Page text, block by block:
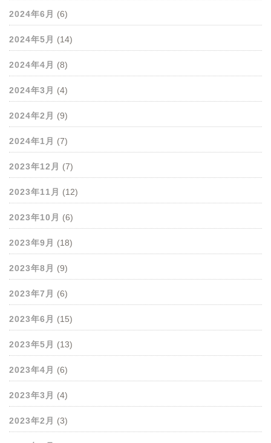
2024年6月 (6)
2024年5月 (14)
2024年4月 (8)
2024年3月 (4)
2024年2月 (9)
2024年1月 (7)
2023年12月 (7)
2023年11月 (12)
2023年10月 (6)
2023年9月 (18)
2023年8月 (9)
2023年7月 (6)
2023年6月 (15)
2023年5月 (13)
2023年4月 (6)
2023年3月 (4)
2023年2月 (3)